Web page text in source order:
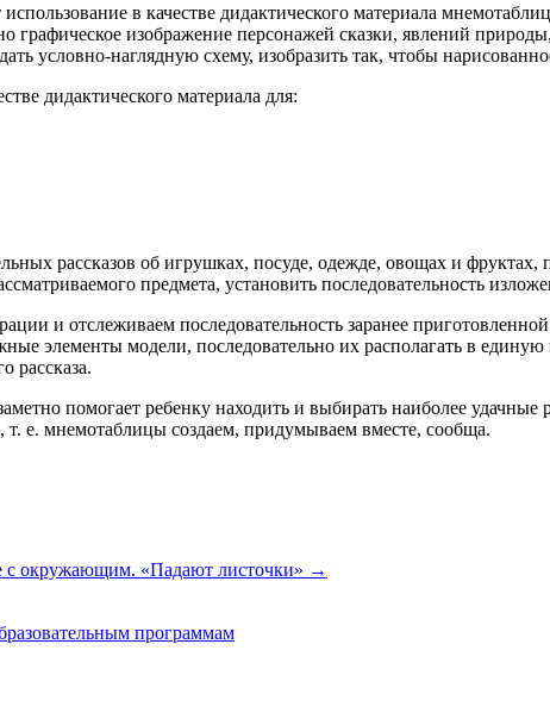
в качестве дидактического материала
изображение персонажей сказки, явлений
условно-наглядную схему, изобразить так, чтобы
дидактического материала для:
рассказов об игрушках, посуде, одежде, овощах и
предмета, установить последовательность
и отслеживаем последовательность заранее
элементы модели, последовательно их располагать в
рассказа.
помогает ребенку находить и выбирать наиболее
т. е. мнемотаблицы создаем, придумываем вместе, сообща.
с окружающим. «Падают листочки» →
программам